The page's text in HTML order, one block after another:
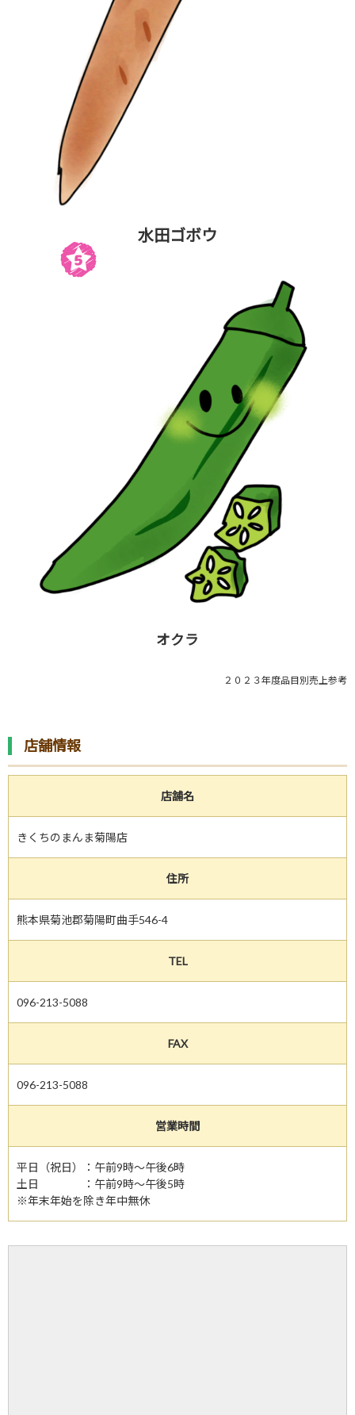
水田ゴボウ
オクラ
２０２３年度品目別売上参考
店舗情報
店舗名
きくちのまんま菊陽店
住所
熊本県菊池郡菊陽町曲手546-4
TEL
096-213-5088
FAX
096-213-5088
営業時間
平日（祝日）：午前9時～午後6時
土日 ：午前9時～午後5時
※年末年始を除き年中無休